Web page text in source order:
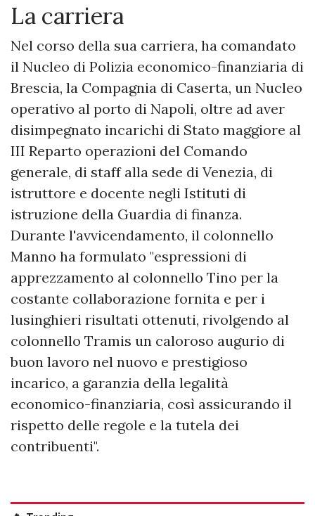
La carriera
Nel corso della sua carriera, ha comandato
il Nucleo di Polizia economico-finanziaria di
Brescia, la Compagnia di Caserta, un Nucleo
operativo al porto di Napoli, oltre ad aver
disimpegnato incarichi di Stato maggiore al
III Reparto operazioni del Comando
generale, di staff alla sede di Venezia, di
istruttore e docente negli Istituti di
istruzione della Guardia di finanza.
Durante l'avvicendamento, il colonnello
Manno ha formulato "espressioni di
apprezzamento al colonnello Tino per la
costante collaborazione fornita e per i
lusinghieri risultati ottenuti, rivolgendo al
colonnello Tramis un caloroso augurio di
buon lavoro nel nuovo e prestigioso
incarico, a garanzia della legalità
economico-finanziaria, così assicurando il
rispetto delle regole e la tutela dei
contribuenti".